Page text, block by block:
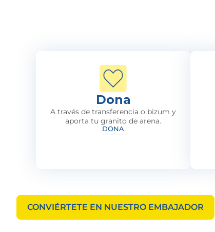
Dona
A través de transferencia o bizum y
aporta tu granito de arena.
DONA
CONVIÉRTETE EN NUESTRO EMBAJADOR